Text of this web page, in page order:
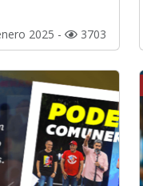
2025 - 3703